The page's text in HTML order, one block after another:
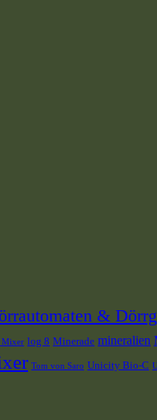
&
Mixer log 8 Minerade mineralien
Tom von Saro Unicity Bio-C